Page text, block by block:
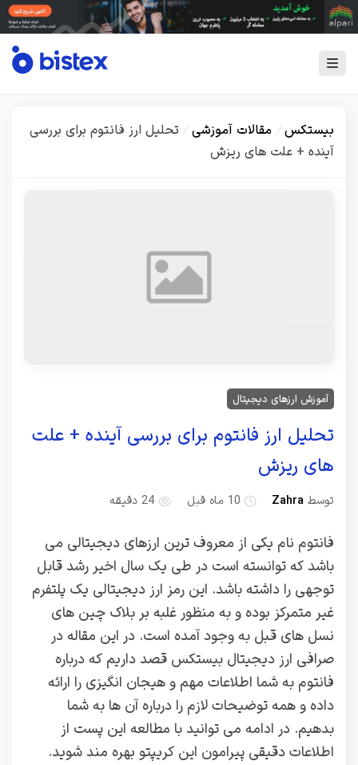
بیستکس مقالات آموزشی
تحلیل ارز فانتوم برای بررسی
آینده + علت های ریزش
آموزش ارزهای دیجیتال
تحلیل ارز فانتوم برای بررسی آینده + علت
های ریزش
توسط Zahra 10 ماه قبل 24 دقیقه
فانتوم نام یکی از معروف ترین ارزهای دیجیتالی می
باشد که توانسته است در طی یک سال اخیر رشد قابل
توجهی را داشته باشد. این رمز ارز دیجیتالی یک پلتفرم
غیر متمرکز بوده و به منظور غلبه بر بلاک چین های
نسل های قبل به وجود آمده است. در این مقاله در
صرافی ارز دیجیتال بیستکس قصد داریم که درباره
فانتوم به شما اطلاعات مهم و هیجان انگیزی را ارائه
داده و همه توضیحات لازم را درباره آن ها به شما
بدهیم. در ادامه می توانید با مطالعه این پست از
اطلاعات دقیقی پیرامون این کریپتو بهره مند شوید.